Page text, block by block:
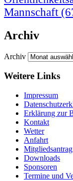
Mannschaft
Archiv
Archiv
Weitere Links
Impressum
Erklärung zur
Kontakt
Wetter
Anfahrt
Mitgliedsantrag
Downloads
Sponsoren
Termine und